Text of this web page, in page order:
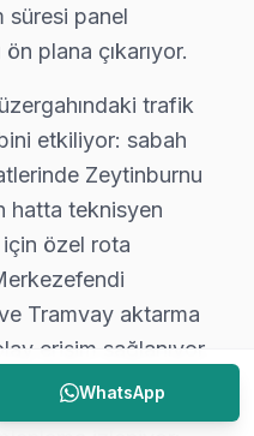
Fiyat Aralığı
₺200 – ₺600
₺300 – ₺900
₺400 – ₺1.200 Aynı gün
₺1.500 – ₺8.000
ÜCRETSİZ
₺500 – ₺1.800
geçerli fiyat listesidir.
süresi panel
ön plana çıkarıyor.
trafik
etkiliyor: sabah
Zeytinburnu
hatta teknisyen
için özel rota
Tramvay aktarma
erişim sağlanıyor.
da
WhatsApp